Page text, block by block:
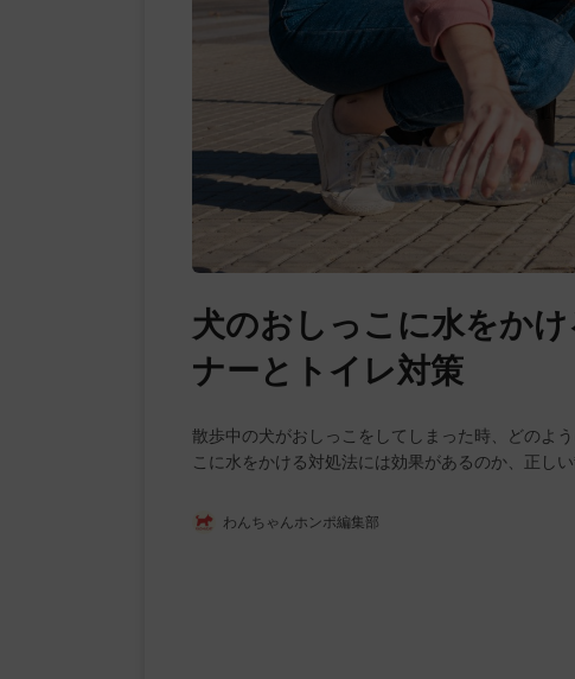
犬のおしっこに水をか
ナーとトイレ対策
散歩中の犬がおしっこをしてしまった時、どのよ
こに水をかける対処法には効果があるのか、正し
わんちゃんホンポ編集部